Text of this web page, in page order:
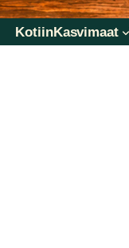
KotiinKasvimaat